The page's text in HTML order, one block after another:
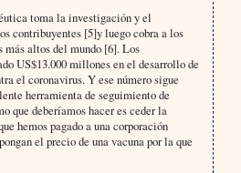
toma la investigación y el
contribuyentes [5]y luego cobra a los
más altos del mundo [6]. Los
US$13.000 millones en el desarrollo de
el coronavirus. Y ese número sigue
herramienta de seguimiento de
deberíamos hacer es ceder la
hemos pagado a una corporación
el precio de una vacuna por la que